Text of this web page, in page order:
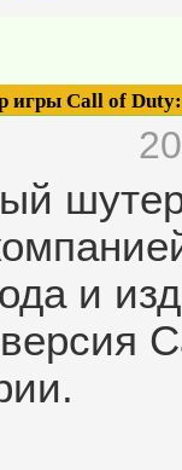
игры Call of
и